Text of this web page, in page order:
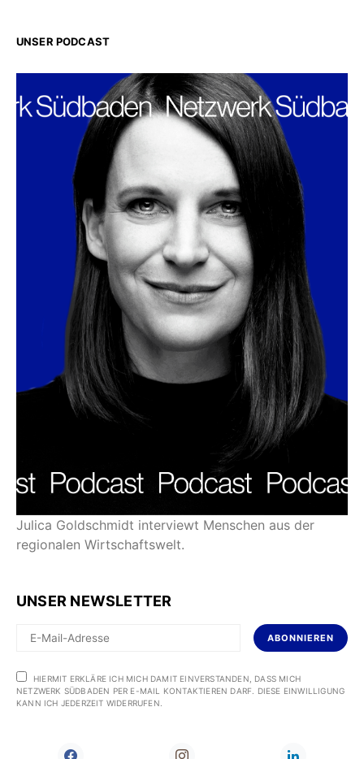
UNSER PODCAST
Julica Goldschmidt interviewt Menschen aus der
regionalen Wirtschaftswelt.
UNSER NEWSLETTER
ABONNIEREN
HIERMIT ERKLÄRE ICH MICH DAMIT EINVERSTANDEN, DASS MICH
NETZWERK SÜDBADEN PER E-MAIL KONTAKTIEREN DARF. DIESE EINWILLIGUNG
KANN ICH JEDERZEIT WIDERRUFEN.